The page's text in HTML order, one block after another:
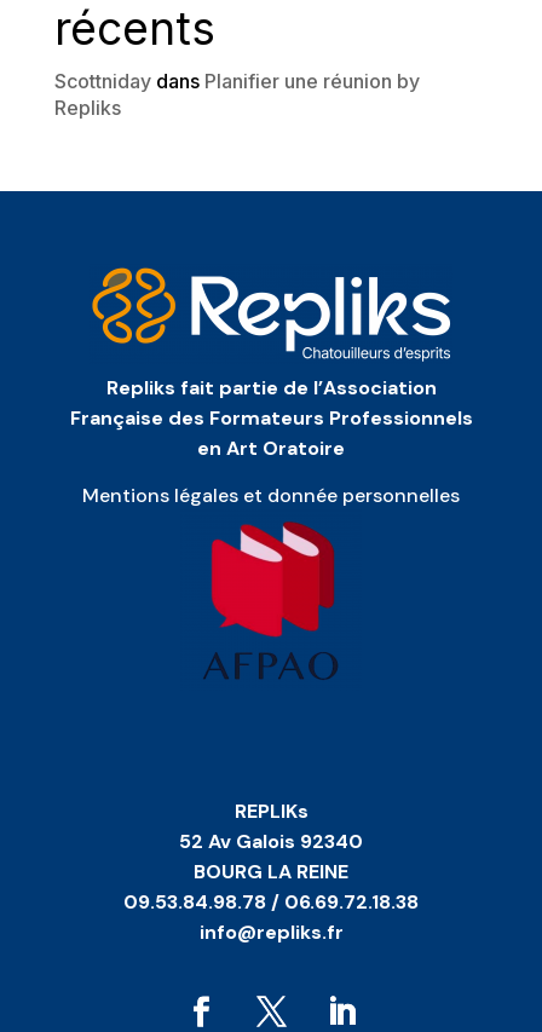
récents
Scottnidaydans Planifier une réunion by
Repliks
Repliks fait partie de l’Association
Française des Formateurs Professionnels
en Art Oratoire
Mentions légales et donnée personnelles
REPLIKs
52 Av Galois 92340
BOURG LA REINE
09.53.84.98.78 / 06.69.72.18.38
info@repliks.fr